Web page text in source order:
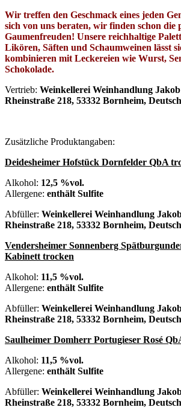
Wir treffen den Geschmack eines jeden
sich von uns beraten, wir finden schon die
Gaumenfreuden! Unsere reichhaltige
Likören, Säften und Schaumweinen lässt
kombinieren mit Leckereien wie Wurst,
Schokolade.
Vertrieb: Weinkellerei Weinhandlung
Rheinstraße 218, 53332 Bornheim,
Zusätzliche Produktangaben:
Deidesheimer Hofstück Dornfelder QbA
Alkohol: 12,5 %vol.
Allergene: enthält Sulfite
Abfüller: Weinkellerei Weinhandlung
Rheinstraße 218, 53332 Bornheim,
Vendersheimer Sonnenberg
Kabinett trocken
Alkohol: 11,5 %vol.
Allergene: enthält Sulfite
Abfüller: Weinkellerei Weinhandlung
Rheinstraße 218, 53332 Bornheim,
Saulheimer Domherr Portugieser Rosé
Alkohol: 11,5 %vol.
Allergene: enthält Sulfite
Abfüller: Weinkellerei Weinhandlung
Rheinstraße 218, 53332 Bornheim,